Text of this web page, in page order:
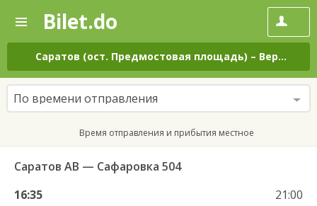
—
Поиск
и
покупка
билетов
на
автобус
онлайн
Bilet.do
Саратов (ост. Предмостовая площадь) – Верхазовка (трасса Сафаровка)
По времени отправления
Время отправления и прибытия местное
Саратов АВ — Сафаровка 504
16:35
21:00